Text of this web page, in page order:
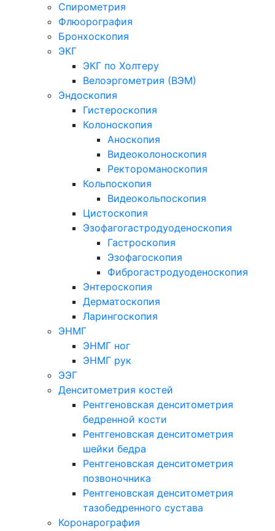
Спирометрия
Флюорография
Бронхоскопия
ЭКГ
ЭКГ по Холтеру
Велоэргометрия (ВЭМ)
Эндоскопия
Гистероскопия
Колоноскопия
Аноскопия
Видеоколоноскопия
Ректороманоскопия
Кольпоскопия
Видеокольпоскопия
Цистоскопия
Эзофагогастродуоденоскопия
Гастроскопия
Эзофагоскопия
Фиброгастродуоденоскопия
Энтероскопия
Дерматоскопия
Ларингоскопия
ЭНМГ
ЭНМГ ног
ЭНМГ рук
ЭЭГ
Денситометрия костей
Рентгеновская денситометрия
бедренной кости
Рентгеновская денситометрия
шейки бедра
Рентгеновская денситометрия
позвоночника
Рентгеновская денситометрия
тазобедренного сустава
Коронарография